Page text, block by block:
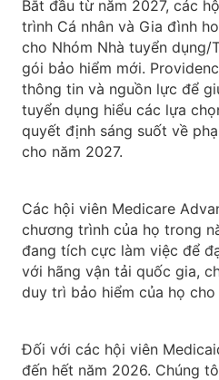
Bắt đầu từ năm 2027, các
trình Cá nhân và Gia đình
cho Nhóm Nhà tuyển dụng/
gói bảo hiểm mới.
thông tin và nguồn lực để
tuyển dụng hiểu các lựa
quyết định sáng suốt về
cho năm 2027.
Các hội viên Medicare
chương trình của họ trong
đang tích cực làm việc để
với hãng vận tải quốc gia,
duy trì bảo hiểm của họ cho
Đối với các hội viên
đến hết năm 2026. Chúng